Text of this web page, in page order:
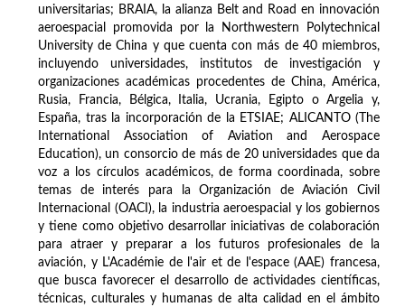
universitarias; BRAIA, la alianza Belt and Road en innovación
aeroespacial promovida por la Northwestern Polytechnical
University de China y que cuenta con más de 40 miembros,
incluyendo universidades, institutos de investigación y
organizaciones académicas procedentes de China, América,
Rusia, Francia, Bélgica, Italia, Ucrania, Egipto o Argelia y,
España, tras la incorporación de la ETSIAE; ALICANTO (The
International Association of Aviation and Aerospace
Education), un consorcio de más de 20 universidades que da
voz a los círculos académicos, de forma coordinada, sobre
temas de interés para la Organización de Aviación Civil
Internacional (OACI), la industria aeroespacial y los gobiernos
y tiene como objetivo desarrollar iniciativas de colaboración
para atraer y preparar a los futuros profesionales de la
aviación, y L'Académie de l'air et de l'espace (AAE) francesa,
que busca favorecer el desarrollo de actividades científicas,
técnicas, culturales y humanas de alta calidad en el ámbito